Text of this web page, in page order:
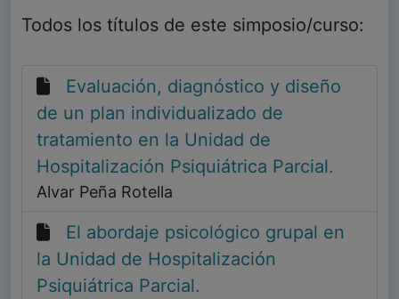
Todos los títulos de este simposio/curso:
Evaluación, diagnóstico y diseño
de un plan individualizado de
tratamiento en la Unidad de
Hospitalización Psiquiátrica Parcial.
Alvar Peña Rotella
El abordaje psicológico grupal en
la Unidad de Hospitalización
Psiquiátrica Parcial.